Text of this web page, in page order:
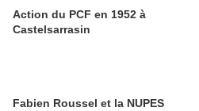
Action du PCF en 1952 à
Castelsarrasin
Fabien Roussel et la NUPES